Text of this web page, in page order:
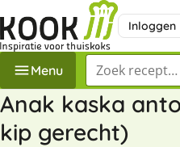
Inloggen
Menu Zoek een recept
Anak kaska
kip gerecht)